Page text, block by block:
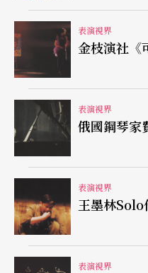
表演視界
金枝演社《
表演視界
俄國鋼琴家
表演視界
王墨林Solo
表演視界